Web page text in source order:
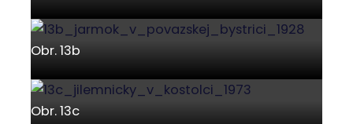
Obr. 13b
Obr. 13c